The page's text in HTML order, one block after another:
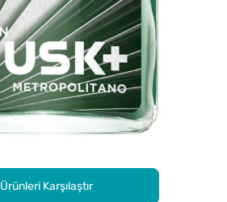
Ürünleri Karşılaştır